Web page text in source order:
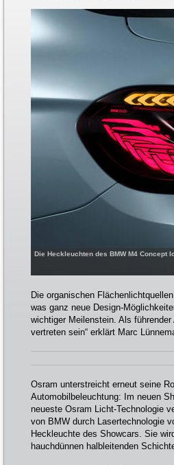
Die Heckleuchten des BMW M4 Concept
Die organischen
was ganz neue Design-
wichtiger Meilenstein. Als
vertreten sein“ erklärt Marc
Osram unterstreicht erneut seine
Automobilbeleuchtung: Im neuen
neueste Osram Licht-Technologie
von BMW durch Lasertechnologie
Heckleuchte des Showcars. Sie
hauchdünnen halbleitenden